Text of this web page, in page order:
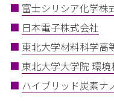
■ 富⼠シリシア化学株
■ 日本電子株式会社
■ 東北大学材料科学高
■ 東北大学大学院 環
■ ハイブリッド炭素ナ